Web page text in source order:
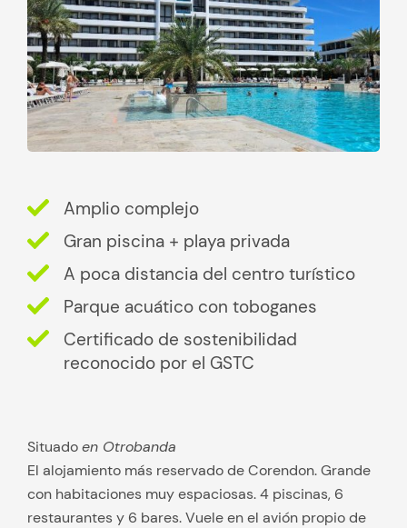
Amplio complejo
Gran piscina + playa privada
A poca distancia del centro turístico
Parque acuático con toboganes
Certificado de sostenibilidad
reconocido por el GSTC
Situadoen Otrobanda
El alojamiento más reservado de Corendon. Grande
con habitaciones muy espaciosas. 4 piscinas, 6
restaurantes y 6 bares. Vuele en el avión propio de